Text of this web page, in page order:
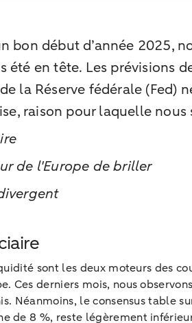
bon début d’année 2025,
en tête. Les prévisions
la Réserve fédérale
raison pour laquelle
de l'Europe de briller
sont les deux moteurs des
Ces derniers mois, nous
Néanmoins, le consensus table
de 8 %, reste légèrement